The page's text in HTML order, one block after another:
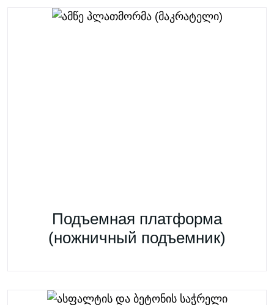
Подъемная платформа
(ножничный подъемник)